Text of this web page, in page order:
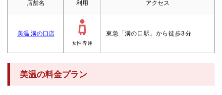
店舗名 利用 アクセス
美温 溝の口店
女性専用
東急「溝の口駅」から徒歩3分
美温の料金プラン